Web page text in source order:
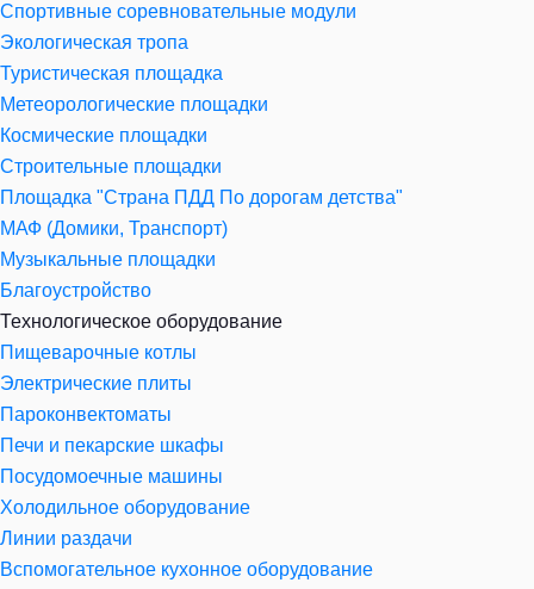
Спортивные соревновательные модули
Экологическая тропа
Туристическая площадка
Метеорологические площадки
Космические площадки
Строительные площадки
Площадка "Страна ПДД По дорогам детства"
МАФ (Домики, Транспорт)
Музыкальные площадки
Благоустройство
Технологическое оборудование
Пищеварочные котлы
Электрические плиты
Пароконвектоматы
Печи и пекарские шкафы
Посудомоечные машины
Холодильное оборудование
Линии раздачи
Вспомогательное кухонное оборудование